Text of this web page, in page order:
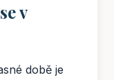
v
době je